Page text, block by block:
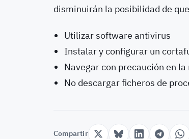
disminuirán la posibilidad de
Utilizar software antivirus
Instalar y configurar un
Navegar con precaución en la
No descargar ficheros de
Compartir